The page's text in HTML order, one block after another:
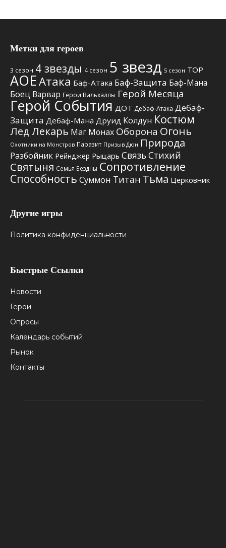
Метки для героев
3 сезон 4 звезды 4 сезон 5 звезд 5 сезон TOP
АОЕАтака Баф-Атака Баф-Защита Баф-Мана
Боец Варвар Герои Вальхаллы Герой Месяца
Герой События ДОТ Дебаф-Атака Дебаф-
Защита Дебаф-Мана Друид Колдун Костюм
ЛедЛекарь Маг Монах Оборона Огонь
Охотники на Монстров Паразит Призыв Дюн Природа
Разбойник Рейнджер Рыцарь Связь Стихий
Святыня Семья Бездны Сопротивление
Способность Суммон Титан Тьма Церковник
Другие игры
Политика конфиденциальности
Быстрые Ссылки
Новости
Герои
Опросы
Календарь событий
Рынок
Контакты